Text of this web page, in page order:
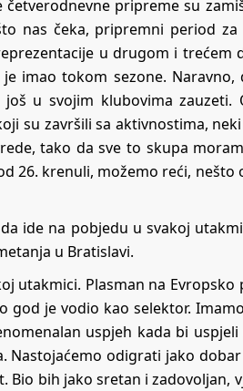
pripreme su
nas čeka, pripremni period za
u drugom i trećem
imao tokom sezone. Naravno,
u svojim klubovima zauzeti.
su završili sa aktivnostima,
tako da sve to skupa
26. krenuli, možemo reći, nešto
ide na pobjedu u svakoj
u Bratislavi.
utakmici. Plasman na Evropsko
god je vodio kao selektor.
uspjeh kada bi uspjeli
Nastojaćemo odigrati jako
Bio bih jako sretan i zadovoljan,